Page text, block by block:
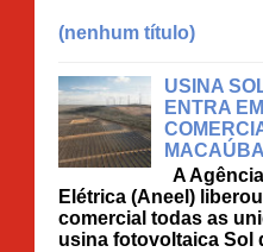
(nenhum título)
USINA
ENTRA
A
Elétrica (Aneel)
comercial todas as
usina fotovoltaica Sol